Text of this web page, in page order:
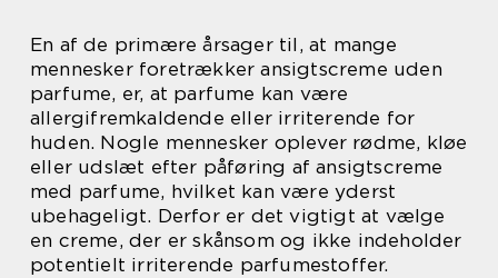
En af de primære årsager til, at mange
mennesker foretrækker ansigtscreme uden
parfume, er, at parfume kan være
allergifremkaldende eller irriterende for
huden. Nogle mennesker oplever rødme, kløe
eller udslæt efter påføring af ansigtscreme
med parfume, hvilket kan være yderst
ubehageligt. Derfor er det vigtigt at vælge
en creme, der er skånsom og ikke indeholder
potentielt irriterende parfumestoffer.